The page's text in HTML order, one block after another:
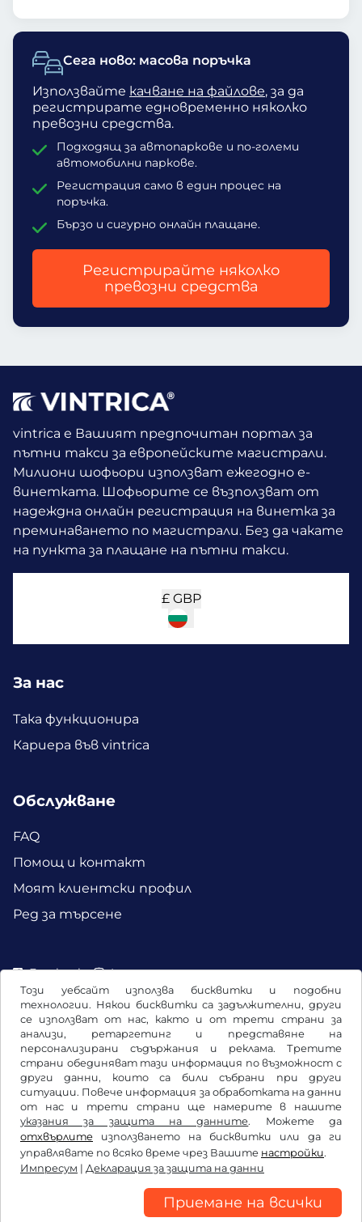
Този уебсайт използва бисквитки и подобни
технологии. Някои бисквитки са задължителни, други
се използват от нас, както и от трети страни за
анализи, ретаргетинг и представяне на
персонализирани съдържания и реклама. Третите
страни обединяват тази информация по възможност с
други данни, които са били събрани при други
ситуации. Повече информация за обработката на данни
от нас и трети страни ще намерите в нашите
указания за защита на данните. Можете да
отхвърлите използването на бисквитки или да ги
управлявате по всяко време чрез Вашите настройки.
Импресум | Декларация за защита на данни
Приемане на всички
Сега ново: масова поръчка
Използвайте качване на файлове, за да
регистрирате едновременно няколко
превозни средства.
Подходящ за автопаркове и по-големи
автомобилни паркове.
Регистрация само в един процес на
поръчка.
Бързо и сигурно онлайн плащане.
Регистрирайте няколко
превозни средства
vintrica е Вашият предпочитан портал за
пътни такси за европейските магистрали.
Милиони шофьори използват ежегодно е-
винетката. Шофьорите се възползват от
надеждна онлайн регистрация на винетка за
преминаването по магистрали. Без да чакате
на пункта за плащане на пътни такси.
£ GBP
За нас
Така функционира
Кариера във vintrica
Обслужване
FAQ
Помощ и контакт
Моят клиентски профил
Ред за търсене
Facebook Instagram
Общи условия / право на отказ
Декларация за защита на данни
Настройки на бисквитките
Импресум